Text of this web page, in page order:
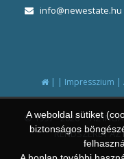
info@newestate.hu
| | Impresszium |
© 1997 - 2026 AZ
RENDSZERÉT AZ
A weboldal sütiket
biztonságos